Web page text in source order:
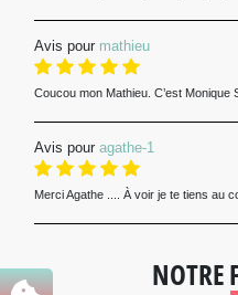
Avis pour mathieu
Coucou mon Mathieu. C’est Monique
Avis pour agathe-1
Merci Agathe .... À voir je te tiens au
NOTRE